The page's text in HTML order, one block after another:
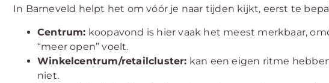
In Barneveld helpt het om vóór je naar tijden kijkt, eerst te
Centrum: koopavond is hier vaak het meest merkbaar,
“meer open” voelt.
Winkelcentrum/retailcluster: kan een eigen ritme
niet.